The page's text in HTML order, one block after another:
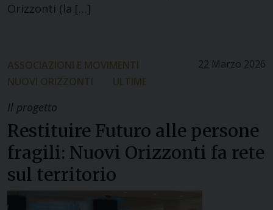
Orizzonti (la […]
22 Marzo 2026
ASSOCIAZIONI E MOVIMENTI
NUOVI ORIZZONTI
ULTIME
Il progetto
Restituire Futuro alle persone
fragili: Nuovi Orizzonti fa rete
sul territorio